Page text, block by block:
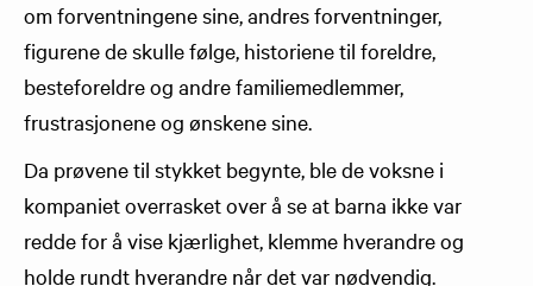
om forventningene sine, andres forventninger,
figurene de skulle følge, historiene til foreldre,
besteforeldre og andre familiemedlemmer,
frustrasjonene og ønskene sine.
Da prøvene til stykket begynte, ble de voksne i
kompaniet overrasket over å se at barna ikke var
redde for å vise kjærlighet, klemme hverandre og
holde rundt hverandre når det var nødvendig.